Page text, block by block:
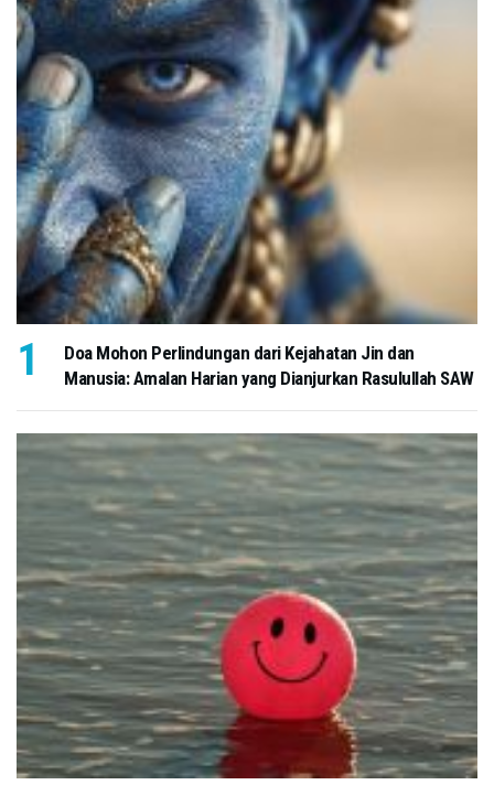
Doa Mohon Perlindungan dari Kejahatan Jin dan
Manusia: Amalan Harian yang Dianjurkan Rasulullah SAW